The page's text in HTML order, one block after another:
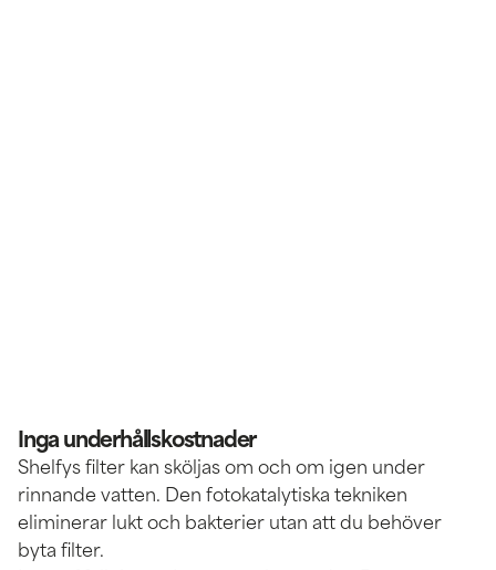
Inga underhållskostnader
Shelfys filter kan sköljas om och om igen under
rinnande vatten. Den fotokatalytiska tekniken
eliminerar lukt och bakterier utan att du behöver
byta filter.